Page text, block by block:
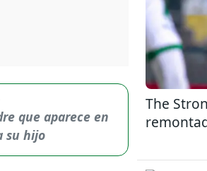
que aparece en
su hijo
The